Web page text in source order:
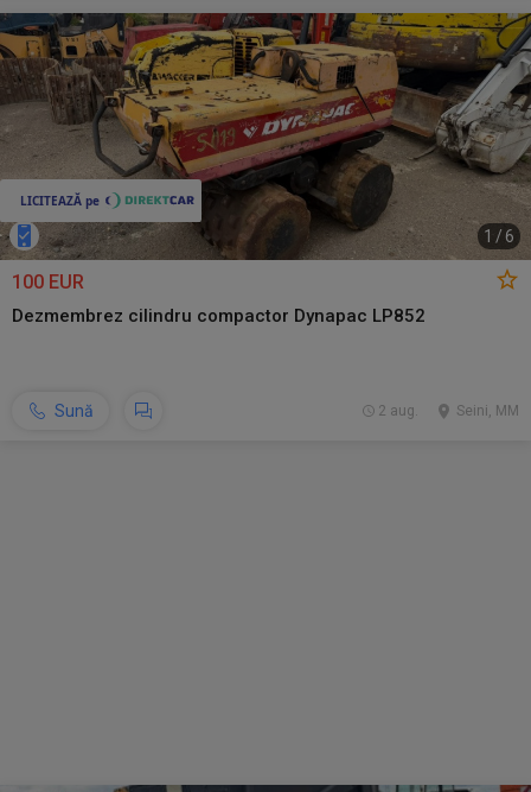
1 /6
100 EUR
Dezmembrez cilindru compactor Dynapac LP852
Sună Seini, MM
2 aug.